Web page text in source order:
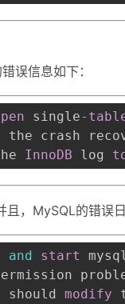
误信息如下：
single-
the crash
InnoDB log
，MySQL的错误
and start
should modify